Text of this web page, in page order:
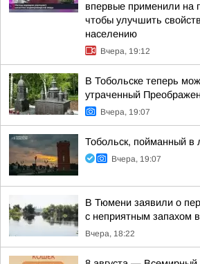
впервые применили на
чтобы улучшить
населению
Вчера, 19:12
В Тобольске теперь
утраченный
Вчера, 19:07
Тобольск, пойманный в
Вчера, 19:07
В Тюмени заявили о
с неприятным запахом
Вчера, 18:22